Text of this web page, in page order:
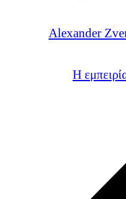
Alexander
Η